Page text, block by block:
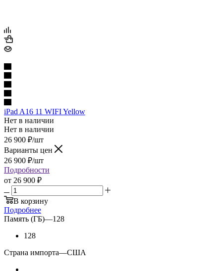
iPad A16 11 WIFI Yellow
Нет в наличии
Нет в наличии
26 900 ₽/шт
Варианты цен
26 900 ₽/шт
Подробности
от 26 900 ₽
В корзину
Подробнее
Память (ГБ)—128
128
Страна импорта—США